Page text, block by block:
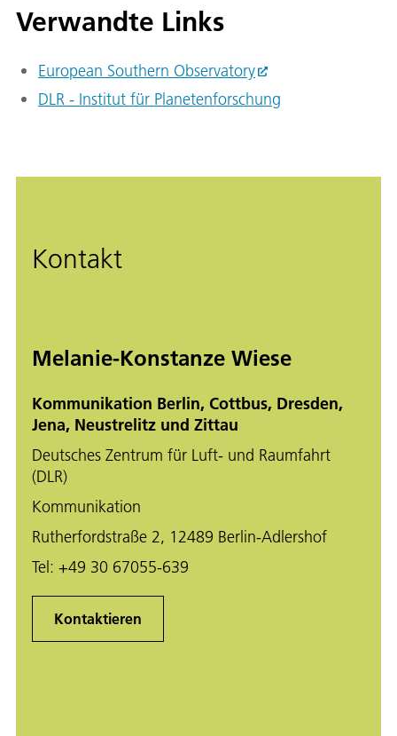
Verwandte Links
European Southern Observatory
DLR - Institut für Planetenforschung
Kontakt
Melanie-Konstanze Wiese
Kommunikation Berlin, Cottbus, Dresden,
Jena, Neustrelitz und Zittau
Deutsches Zentrum für Luft- und Raumfahrt
(DLR)
Kommunikation
Rutherfordstraße 2, 12489 Berlin-Adlershof
Tel: +49 30 67055-639
Kontaktieren